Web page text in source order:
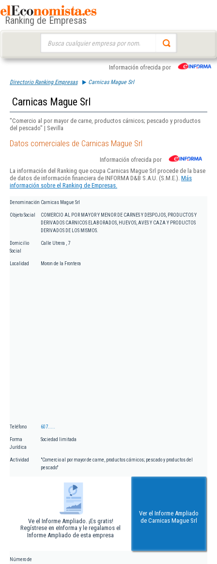
Ranking de Empresas
Información ofrecida por
Directorio Ranking Empresas Carnicas Mague Srl
Carnicas Mague Srl
"Comercio al por mayor de carne, productos cárnicos; pescado y productos
del pescado" | Sevilla
Datos comerciales de Carnicas Mague Srl
Información ofrecida por
La información del Ranking que ocupa Carnicas Mague Srl procede de la base
de datos de información financiera de INFORMA D&B S.A.U. (S.M.E.). Más
información sobre el Ranking de Empresas.
Denominación Carnicas Mague Srl
Objeto Social
COMERCIO AL POR MAYOR Y MENOR DE CARNES Y DESPOJOS, PRODUCTOS Y
DERIVADOS CARNICOS ELABORADOS, HUEVOS, AVES Y CAZA Y PRODUCTOS
DERIVADOS DE LOS MISMOS.
Domicilio
Social
Calle Utrera , 7
Localidad Moron de la Frontera
Teléfono 607.....
Forma
Jurídica
Sociedad limitada
Actividad
"Comercio al por mayor de carne, productos cárnicos; pescado y productos del
pescado"
Ve el Informe Ampliado. ¡Es gratis!
Regístrese en eInforma y le regalamos el
Informe Ampliado de esta empresa
Ver el Informe Ampliado
de Carnicas Mague Srl
Número de